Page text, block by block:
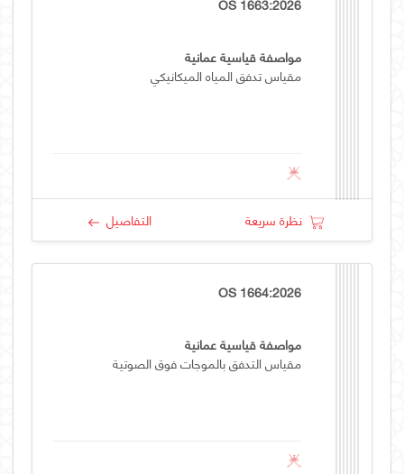
مواصفة قياسية عمانية
مقياس تدفق المياه الميكانيكي
نظرة سريعة التفاصيل
OS 1664:2026
مواصفة قياسية عمانية
مقياس التدفق بالموجات فوق الصوتية